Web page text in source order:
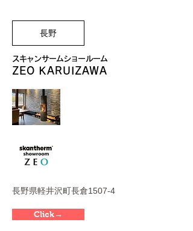
長野
スキャンサームショールーム
ZEO KARUIZAWA
長野県軽井沢町長倉1507-4
Click→